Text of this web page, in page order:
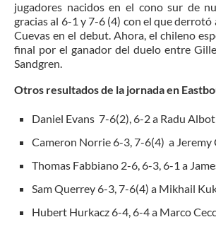
jugadores nacidos en el cono sur de
gracias al 6-1 y 7-6 (4) con el que
Cuevas en el debut. Ahora, el chileno
final por el ganador del duelo entre
Sandgren.
Otros resultados de la jornada en
Daniel Evans 7-6(2), 6-2 a Radu Albot
Cameron Norrie 6-3, 7-6(4) a Jeremy
Thomas Fabbiano 2-6, 6-3, 6-1 a
Sam Querrey 6-3, 7-6(4) a Mikhail
Hubert Hurkacz 6-4, 6-4 a Marco